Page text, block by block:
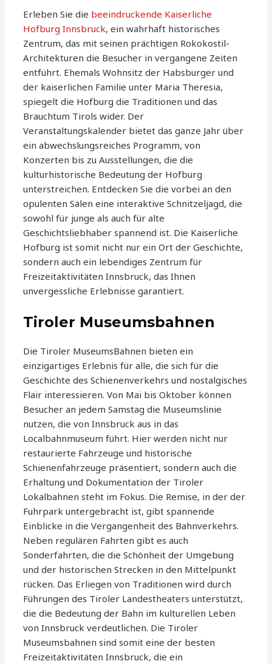
Erleben Sie die beeindruckende Kaiserliche
Hofburg Innsbruck, ein wahrhaft historisches
Zentrum, das mit seinen prächtigen Rokokostil-
Architekturen die Besucher in vergangene Zeiten
entführt. Ehemals Wohnsitz der Habsburger und
der kaiserlichen Familie unter Maria Theresia,
spiegelt die Hofburg die Traditionen und das
Brauchtum Tirols wider. Der
Veranstaltungskalender bietet das ganze Jahr über
ein abwechslungsreiches Programm, von
Konzerten bis zu Ausstellungen, die die
kulturhistorische Bedeutung der Hofburg
unterstreichen. Entdecken Sie die vorbei an den
opulenten Sälen eine interaktive Schnitzeljagd, die
sowohl für junge als auch für alte
Geschichtsliebhaber spannend ist. Die Kaiserliche
Hofburg ist somit nicht nur ein Ort der Geschichte,
sondern auch ein lebendiges Zentrum für
Freizeitaktivitäten Innsbruck, das Ihnen
unvergessliche Erlebnisse garantiert.
Tiroler Museumsbahnen
Die Tiroler MuseumsBahnen bieten ein
einzigartiges Erlebnis für alle, die sich für die
Geschichte des Schienenverkehrs und nostalgisches
Flair interessieren. Von Mai bis Oktober können
Besucher an jedem Samstag die Museumslinie
nutzen, die von Innsbruck aus in das
Localbahnmuseum führt. Hier werden nicht nur
restaurierte Fahrzeuge und historische
Schienenfahrzeuge präsentiert, sondern auch die
Erhaltung und Dokumentation der Tiroler
Lokalbahnen steht im Fokus. Die Remise, in der der
Fuhrpark untergebracht ist, gibt spannende
Einblicke in die Vergangenheit des Bahnverkehrs.
Neben regulären Fahrten gibt es auch
Sonderfahrten, die die Schönheit der Umgebung
und der historischen Strecken in den Mittelpunkt
rücken. Das Erliegen von Traditionen wird durch
Führungen des Tiroler Landestheaters unterstützt,
die die Bedeutung der Bahn im kulturellen Leben
von Innsbruck verdeutlichen. Die Tiroler
Museumsbahnen sind somit eine der besten
Freizeitaktivitäten Innsbruck, die ein